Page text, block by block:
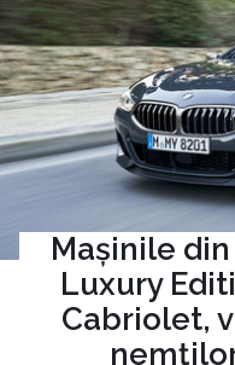
Mașinile
Luxury
Cabriolet,